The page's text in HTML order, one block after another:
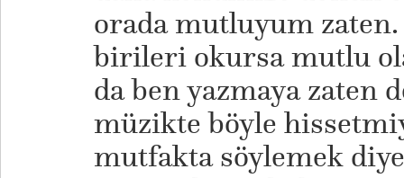
orada mutluyum zaten.
birileri okursa mutlu
da ben yazmaya zaten
müzikte böyle
mutfakta söylemek